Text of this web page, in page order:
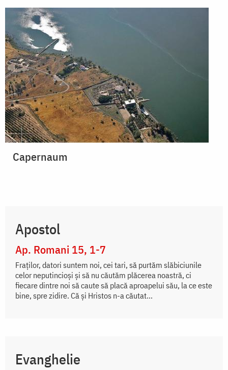
Capernaum
Apostol
Ap. Romani 15, 1-7
Fraților, datori suntem noi, cei tari, să purtăm slăbiciunile
celor neputincioși și să nu căutăm plăcerea noastră, ci
fiecare dintre noi să caute să placă aproapelui său, la ce este
bine, spre zidire. Că și Hristos n-a căutat...
Evanghelie